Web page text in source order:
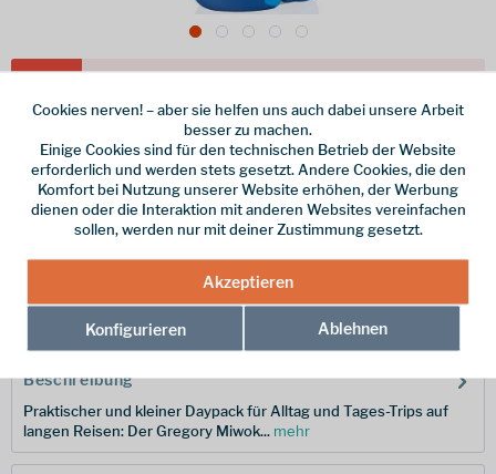
inkl. MwSt. / Versandkostenfrei!
Farbe
Merken
Hersteller-Nr.: 111479-0602
Beschreibung
Praktischer und kleiner Daypack für Alltag und Tages-Trips auf
langen Reisen: Der Gregory Miwok... mehr
Cookies nerven! – aber sie helfen uns auch dabei unsere Arbeit
besser zu machen.
Einige Cookies sind für den technischen Betrieb der Website
erforderlich und werden stets gesetzt. Andere Cookies, die den
Komfort bei Nutzung unserer Website erhöhen, der Werbung
dienen oder die Interaktion mit anderen Websites vereinfachen
sollen, werden nur mit deiner Zustimmung gesetzt.
Akzeptieren
Konfigurieren Ablehnen